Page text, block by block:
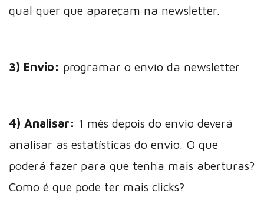
qual quer que apareçam na newsletter.
3) Envio: programar o envio da newsletter
4) Analisar: 1 mês depois do envio deverá
analisar as estatísticas do envio. O que
poderá fazer para que tenha mais aberturas?
Como é que pode ter mais clicks?